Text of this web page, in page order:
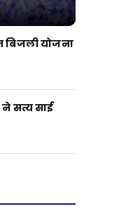
बिजली योजना
ने सत्य साई